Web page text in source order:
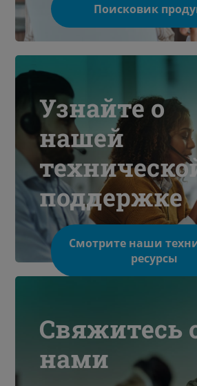
Поисковик
Узнайте о
нашей
поддержке
Смотрите наши
ресурсы
Свяжитесь
нами